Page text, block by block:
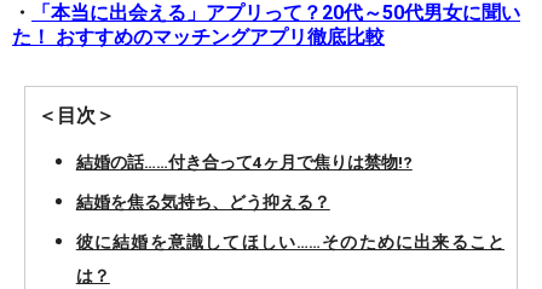
・
「本当に出会える」アプリって？20代～50代男女に聞い
た！ おすすめのマッチングアプリ徹底比較
＜目次＞
結婚の話……付き合って4ヶ月で焦りは禁物!?
結婚を焦る気持ち、どう抑える？
彼に結婚を意識してほしい……そのために出来ること
は？